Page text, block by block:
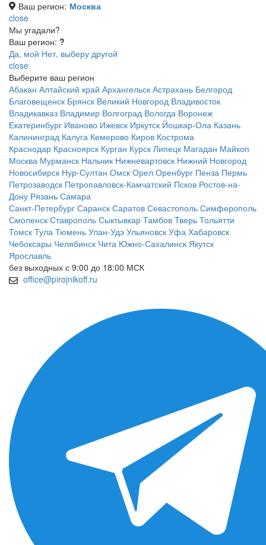
Ваш регион: Москва
close
Мы угадали?
Ваш регион: ?
Да, мой Нет, выберу другой
close
Выберите ваш регион
Абакан Алтайский край Архангельск Астрахань Белгород
Благовещенск Брянск Великий Новгород Владивосток
Владикавказ Владимир Волгоград Вологда Воронеж
Екатеринбург Иваново Ижевск Иркутск Йошкар-Ола Казань
Калининград Калуга Кемерово Киров Кострома
Краснодар Красноярск Курган Курск Липецк Магадан Майкоп
Москва Мурманск Нальчик Нижневартовск Нижний Новгород
Новосибирск Нур-Султан Омск Орел Оренбург Пенза Пермь
Петрозаводск Петропавловск-Камчатский Псков Ростов-на-
Дону Рязань Самара
Санкт-Петербург Саранск Саратов Севастополь Симферополь
Смоленск Ставрополь Сыктывкар Тамбов Тверь Тольятти
Томск Тула Тюмень Улан-Удэ Ульяновск Уфа Хабаровск
Чебоксары Челябинск Чита Южно-Сахалинск Якутск
Ярославль
без выходных с 9:00 до 18:00 МСК
office@pirojnikoff.ru